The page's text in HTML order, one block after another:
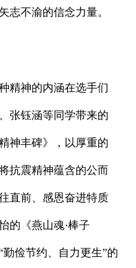
志不渝的信念力量。
精神的内涵在选手们
张钰涵等同学带来的
神丰碑》，以厚重的
抗震精神蕴含的公而
直前、感恩奋进特质
的《燕山魂·棒子
俭节约、自力更生”的